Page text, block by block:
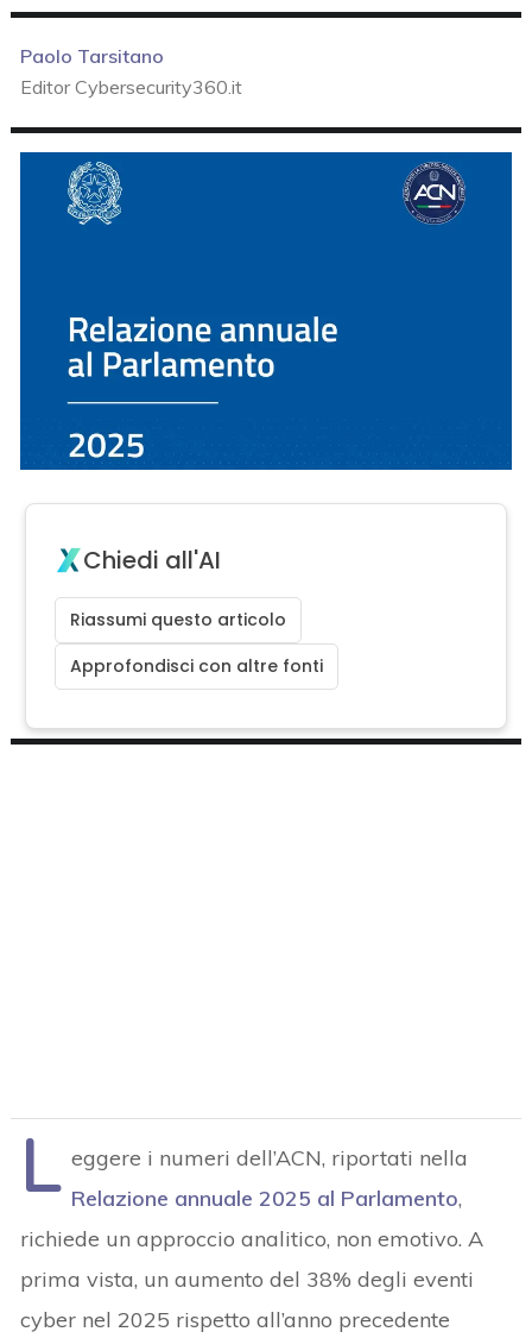
Paolo Tarsitano
Editor Cybersecurity360.it
Chiedi all'AI
Riassumi questo articolo
Approfondisci con altre fonti
L eggere i numeri dell’ACN, riportati nella
Relazione annuale 2025 al Parlamento,
richiede un approccio analitico, non emotivo. A
prima vista, un aumento del 38% degli eventi
cyber nel 2025 rispetto all’anno precedente